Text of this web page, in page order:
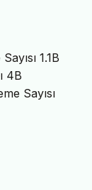
1.1B
4B
Sayısı